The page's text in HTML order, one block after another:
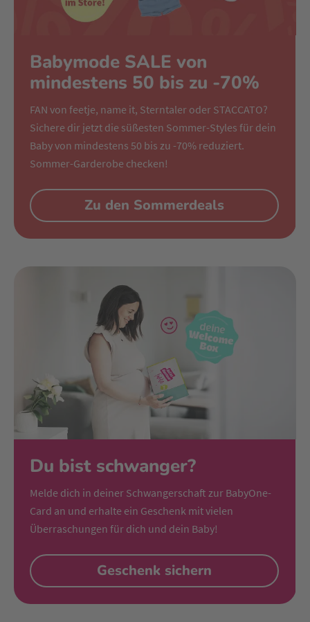
Babymode SALE von
mindestens 50 bis zu -70%
FAN von feetje, name it, Sterntaler oder STACCATO?
Sichere dir jetzt die süßesten Sommer-Styles für dein
Baby von mindestens 50 bis zu -70% reduziert.
Sommer-Garderobe checken!
Zu den Sommerdeals
Du bist schwanger?
Melde dich in deiner Schwangerschaft zur BabyOne-
Card an und erhalte ein Geschenk mit vielen
Überraschungen für dich und dein Baby!
Geschenk sichern